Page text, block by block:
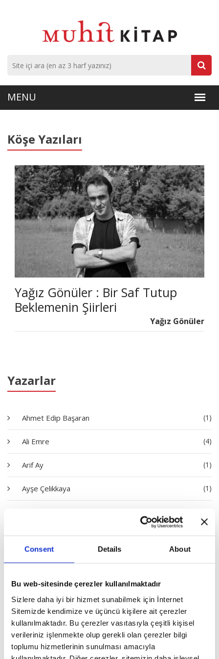
Consent Details About
Bu web-sitesinde çerezler kullanılmaktadır
Sizlere daha iyi bir hizmet sunabilmek için İnternet
Sitemizde kendimize ve üçüncü kişilere ait çerezler
kullanılmaktadır. Bu çerezler vasıtasıyla çeşitli kişisel
verileriniz işlenmekte olup gerekli olan çerezler bilgi
toplumu hizmetlerinin sunulması amacıyla
Yazarlar
Ahmet Edip Başaran (1)
Ali Emre (4)
Arif Ay (1)
Ayşe Çelikkaya (1)
Dilara Ayşe Akdeniz (1)
Emine Batar
Köşe Yazıları
Yağız Gönüler : Bir Saf Tutup
Beklemenin Şiirleri
Yağız Gönüler